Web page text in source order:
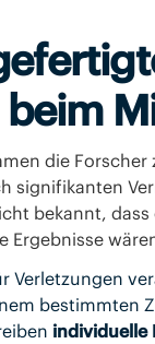
die
signifikanten
bekannt,
Verletzungen
bestimmten
individuelle